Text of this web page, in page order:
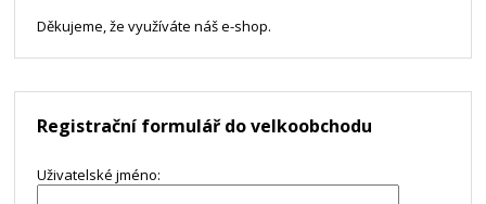
Děkujeme, že využíváte náš e-shop.
Registrační formulář do velkoobchodu
Uživatelské jméno: